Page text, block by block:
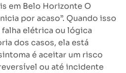
em Belo Horizonte O
por acaso”. Quando isso
elétrica ou lógica
dos casos, ela está
é aceitar um risco
ou até incidente